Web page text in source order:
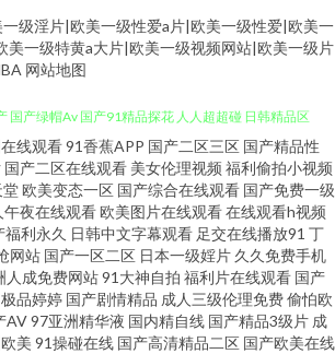
级淫片|欧美一级性爱a片|欧美一级性爱|欧美一
美一级特黄a大片|欧美一级视频网站|欧美一级片
网站地图
精品手机9 欧美色图欧美 黄色免费网站 成人综合剧
国产绿帽Av 国产91精品探花 人人超超碰 日韩精品区
频 91炮图在线播放 日本97色色 午夜黄色剧场 97中
精品 aa网站 日本网站www 后入白丝尤物 老司机日
线观看91香蕉APP 国产二区三区 国产精品性
国产二区在线观看 美女伦理视频 福利偷拍小视频
堂欧美变态一区 国产综合在线观看 国产免费一级
午夜在线观看欧美图片在线观看在线观看h视频
福利永久 日韩中文字幕观看 足交在线播放91 丁
网站 国产一区二区 日本一级婬片 久久免费手机
人成免费网站91大神自拍 福利片在线观看 国产
品婷婷 国产剧情精品 成人三级伦理免费偷怕欧
AV97亚洲精华液 国内精自线 国产精品3级片 成
美 91操碰在线 国产高清精品二区 国产欧美在线